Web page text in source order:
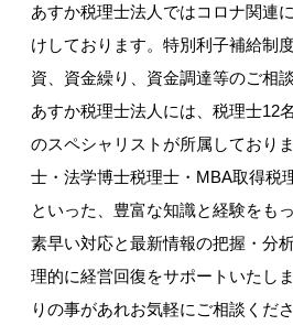
あすか税理士法人ではコロナ関連
けしております。特別利子補給制
資、資金繰り、資金調達等のご相
あすか税理士法人には、税理士12
のスペシャリストが所属しており
士・法学博士税理士・MBA取得税
といった、豊富な知識と経験をも
素早い対応と最新情報の把握・分
理的に経営回復をサポートいたし
りの事があれお気軽にご相談くださ